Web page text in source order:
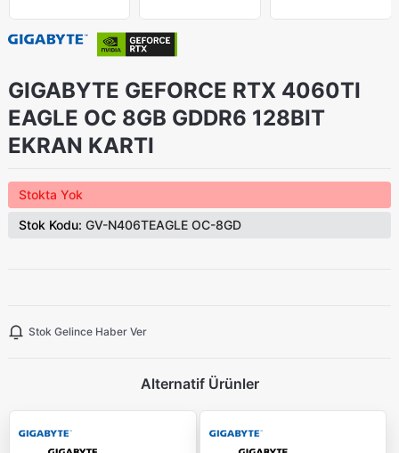
GIGABYTE GEFORCE RTX 4060TI
EAGLE OC 8GB GDDR6 128BIT
EKRAN KARTI
Stokta Yok
Stok Kodu: GV-N406TEAGLE OC-8GD
Stok Gelince Haber Ver
Alternatif Ürünler